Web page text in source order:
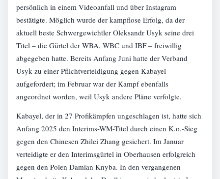
persönlich in einem Videoanfall und über Instagram
bestätigte. Möglich wurde der kampflose Erfolg, da der
aktuell beste Schwergewichtler Oleksandr Usyk seine drei
Titel – die Gürtel der WBA, WBC und IBF – freiwillig
abgegeben hatte. Bereits Anfang Juni hatte der Verband
Usyk zu einer Pflichtverteidigung gegen Kabayel
aufgefordert; im Februar war der Kampf ebenfalls
angeordnet worden, weil Usyk andere Pläne verfolgte.
Kabayel, der in 27 Profikämpfen ungeschlagen ist, hatte sich
Anfang 2025 den Interims-WM-Titel durch einen K.o.-Sieg
gegen den Chinesen Zhilei Zhang gesichert. Im Januar
verteidigte er den Interimsgürtel in Oberhausen erfolgreich
gegen den Polen Damian Knyba. In den vergangenen